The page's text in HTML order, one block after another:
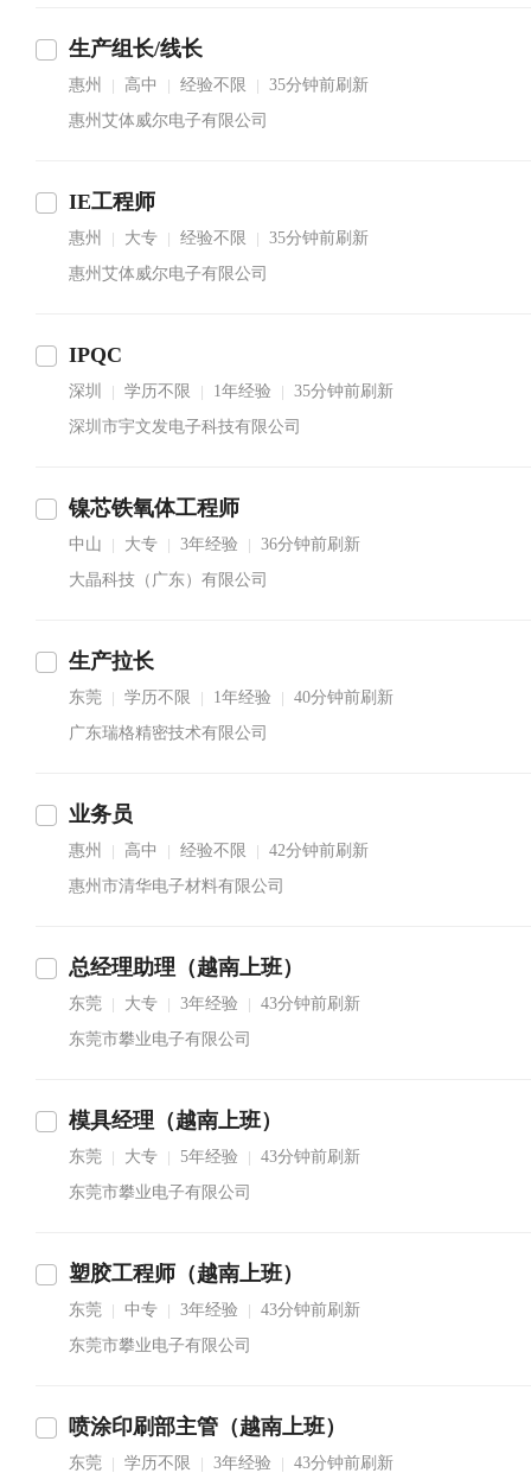
生产组长/线长
惠州 高中 经验不限
35分钟前刷新
惠州艾体威尔电子有限公司
IE工程师
惠州 大专 经验不限
35分钟前刷新
惠州艾体威尔电子有限公司
IPQC
深圳 学历不限 1年经验
35分钟前刷新
深圳市宇文发电子科技有限公司
镍芯铁氧体工程师
中山 大专 3年经验
36分钟前刷新
大晶科技（广东）有限公司
生产拉长
东莞 学历不限 1年经验
40分钟前刷新
广东瑞格精密技术有限公司
业务员
惠州 高中 经验不限
42分钟前刷新
惠州市清华电子材料有限公司
总经理助理（越南上班）
东莞 大专 3年经验
43分钟前刷新
东莞市攀业电子有限公司
模具经理（越南上班）
东莞 大专 5年经验
43分钟前刷新
东莞市攀业电子有限公司
塑胶工程师（越南上班）
东莞 中专 3年经验
43分钟前刷新
东莞市攀业电子有限公司
喷涂印刷部主管（越南上班）
东莞 学历不限 3年经验
43分钟前刷新